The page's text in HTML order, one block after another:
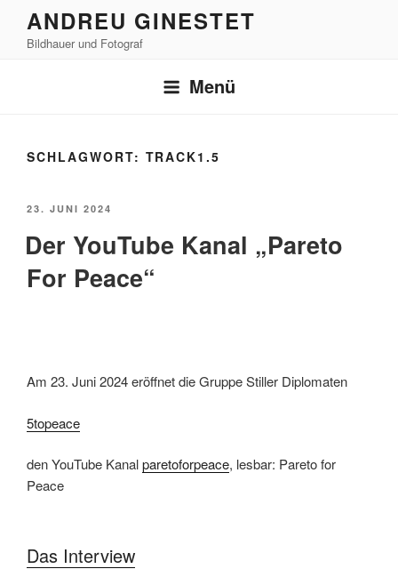
Inhalt
springen
ANDREU GINESTET
Bildhauer und Fotograf
Menü
SCHLAGWORT: TRACK1.5
VERÖFFENTLICHT
23. JUNI 2024
Der YouTube Kanal „Pareto
For Peace“
Am 23. Juni 2024 eröffnet die Gruppe Stiller Diplomaten
5topeace
den YouTube Kanalparetoforpeace, lesbar: Pareto for
Peace
Das Interview